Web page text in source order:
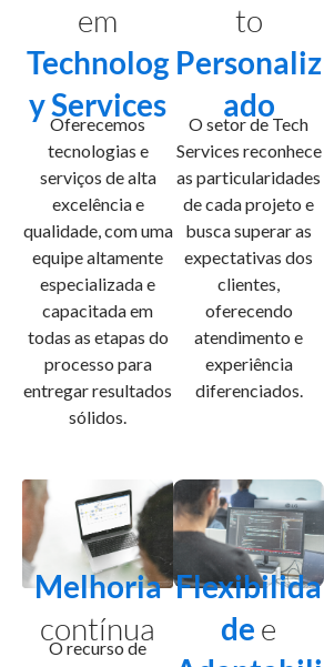
em
Technolog
y Services
Oferecemos
tecnologias e
serviços de alta
excelência e
qualidade, com uma
equipe altamente
especializada e
capacitada em
todas as etapas do
processo para
entregar resultados
sólidos.
to
Personaliz
ado
O setor de Tech
Services reconhece
as particularidades
de cada projeto e
busca superar as
expectativas dos
clientes,
oferecendo
atendimento e
experiência
diferenciados.
Melhoria
contínua
O recurso de
Flexibilida
de e